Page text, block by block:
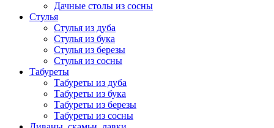
Дачные столы из сосны
Стулья
Стулья из дуба
Стулья из бука
Стулья из березы
Стулья из сосны
Табуреты
Табуреты из дуба
Табуреты из бука
Табуреты из березы
Табуреты из сосны